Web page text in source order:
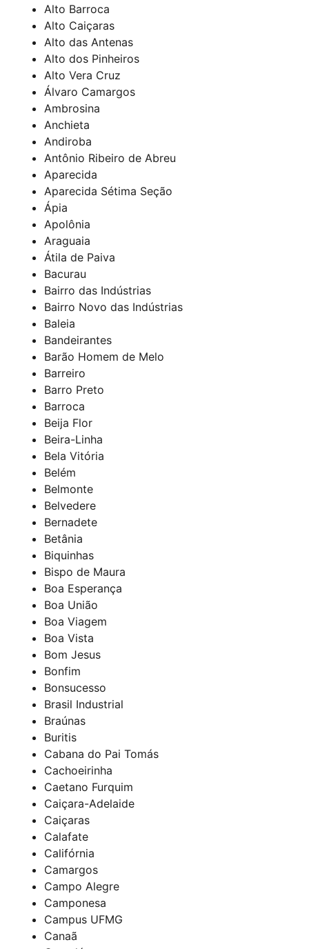
Alto Barroca
Alto Caiçaras
Alto das Antenas
Alto dos Pinheiros
Alto Vera Cruz
Álvaro Camargos
Ambrosina
Anchieta
Andiroba
Antônio Ribeiro de Abreu
Aparecida
Aparecida Sétima Seção
Ápia
Apolônia
Araguaia
Átila de Paiva
Bacurau
Bairro das Indústrias
Bairro Novo das Indústrias
Baleia
Bandeirantes
Barão Homem de Melo
Barreiro
Barro Preto
Barroca
Beija Flor
Beira-Linha
Bela Vitória
Belém
Belmonte
Belvedere
Bernadete
Betânia
Biquinhas
Bispo de Maura
Boa Esperança
Boa União
Boa Viagem
Boa Vista
Bom Jesus
Bonfim
Bonsucesso
Brasil Industrial
Braúnas
Buritis
Cabana do Pai Tomás
Cachoeirinha
Caetano Furquim
Caiçara-Adelaide
Caiçaras
Calafate
Califórnia
Camargos
Campo Alegre
Camponesa
Campus UFMG
Canaã